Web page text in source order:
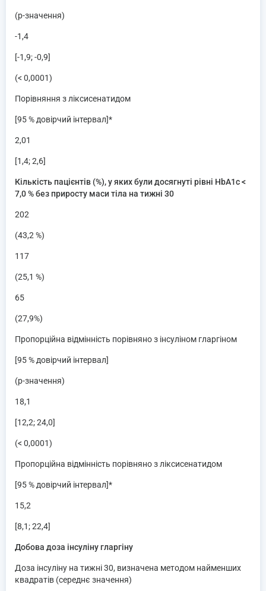
(p-значення)
-1,4
[-1,9; -0,9]
(< 0,0001)
Порівняння з ліксисенатидом
[95 % довірчий інтервал]*
2,01
[1,4; 2,6]
Кількість пацієнтів (%), у яких були досягнуті рівні HbA1c <
7,0% без приросту маси тіла на тижні 30
202
(43,2 %)
117
(25,1 %)
65
(27,9%)
Пропорційна відмінність порівняно з інсуліном гларгіном
[95 % довірчий інтервал]
(p-значення)
18,1
[12,2; 24,0]
(< 0,0001)
Пропорційна відмінність порівняно з ліксисенатидом
[95 % довірчий інтервал]*
15,2
[8,1; 22,4]
Добова доза інсуліну гларгіну
Доза інсуліну на тижні 30, визначена методом найменших
квадратів (середнє значення)